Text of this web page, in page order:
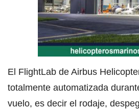
El FlightLab de Airbus
totalmente automatizada
vuelo, es decir el rodaje,